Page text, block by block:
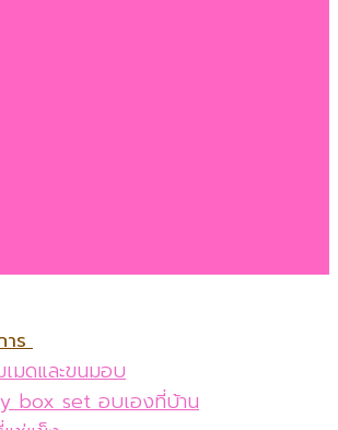
ร
เมดและขนมอบ
box set อบเองที่บ้าน